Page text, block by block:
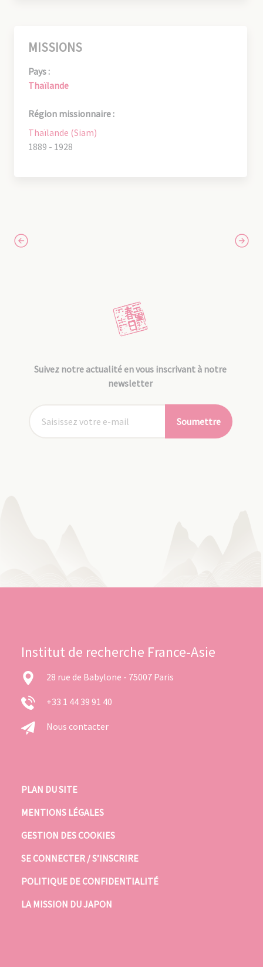
MISSIONS
Pays :
Thaïlande
Région missionnaire :
Thaïlande (Siam)
1889 - 1928
Suivez notre actualité en vous inscrivant à notre
newsletter
Soumettre
Institut de recherche France-Asie
28 rue de Babylone - 75007 Paris
+33 1 44 39 91 40
Nous contacter
PLAN DU SITE
MENTIONS LÉGALES
GESTION DES COOKIES
SE CONNECTER / S’INSCRIRE
POLITIQUE DE CONFIDENTIALITÉ
LA MISSION DU JAPON